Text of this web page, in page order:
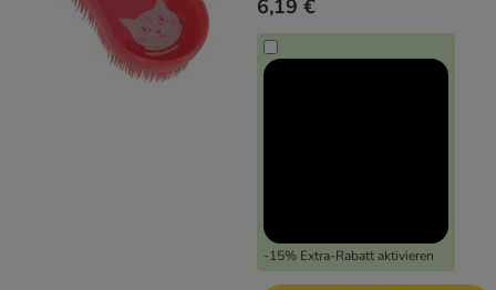
6,19 €
-15% Extra-Rabatt aktivieren